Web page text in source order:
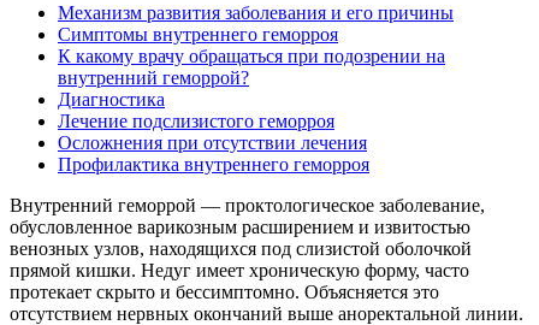
Механизм развития заболевания и его причины
Симптомы внутреннего геморроя
К какому врачу обращаться при подозрении на
внутренний геморрой?
Диагностика
Лечение подслизистого геморроя
Осложнения при отсутствии лечения
Профилактика внутреннего геморроя
Внутренний геморрой — проктологическое заболевание,
обусловленное варикозным расширением и извитостью
венозных узлов, находящихся под слизистой оболочкой
прямой кишки. Недуг имеет хроническую форму, часто
протекает скрыто и бессимптомно. Объясняется это
отсутствием нервных окончаний выше аноректальной линии.